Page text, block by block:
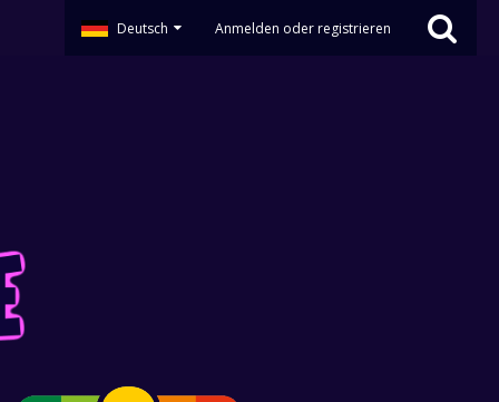
Deutsch Anmelden oder registrieren